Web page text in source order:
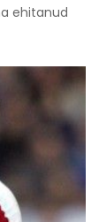
ehitanud